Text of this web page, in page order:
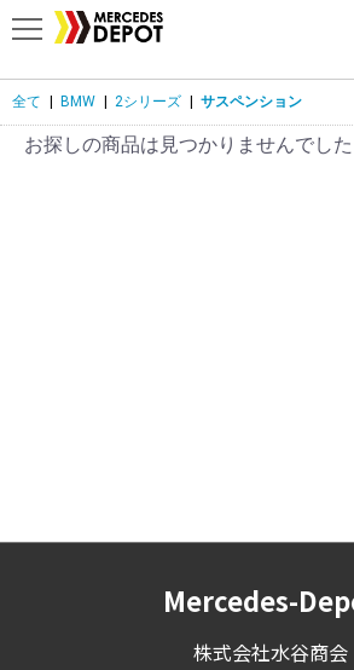
全て BMW 2シリーズ サスペンション
お探しの商品は見つかりませんでした
Mercedes-
株式会社水谷商会